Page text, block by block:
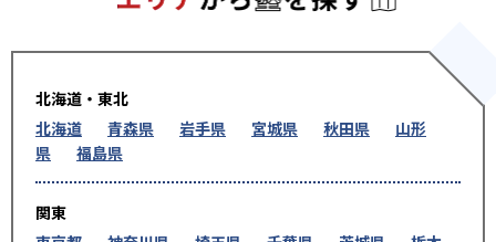
北海道・東北
北海道
青森県 岩手県 宮城県 秋田県
山形
県
福島県
関東